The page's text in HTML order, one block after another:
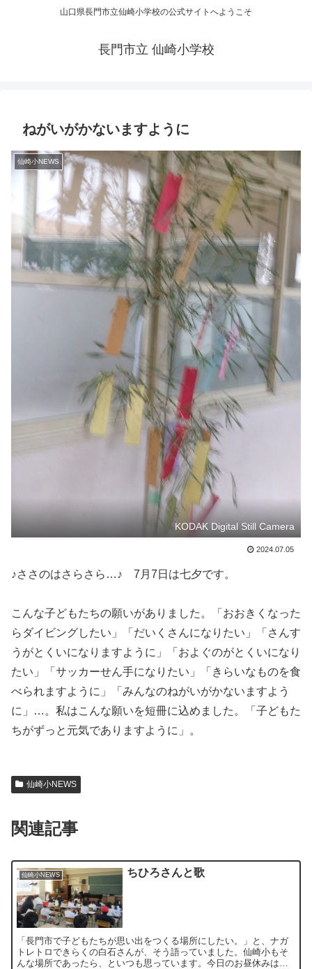
山口県長門市立仙崎小学校の公式サイトへようこそ
長門市立 仙崎小学校
ねがいがかないますように
仙崎小NEWS
KODAK Digital Still Camera
2024.07.05
♪ささのはさらさら…♪ 7月7日は七夕です。
こんな子どもたちの願いがありました。「おおきくなった
らダイビングしたい」「だいくさんになりたい」「さんす
うがとくいになりますように」「およぐのがとくいになり
たい」「サッカーせん手になりたい」「きらいなものを食
べられますように」「みんなのねがいがかないますよう
に」…。私はこんな願いを短冊に込めました。「子どもた
ちがずっと元気でありますように」。
仙崎小NEWS
関連記事
仙崎小NEWS ちひろさんと歌
「長門市で子どもたちが思い出をつくる場所にしたい。」と、ナガ
トレトロできらくの白石さんが、そう語っていました。仙崎小もそ
んな場所であったら、といつも思っています。今日のお昼休みは、